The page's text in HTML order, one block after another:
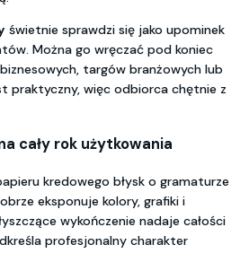
świetnie sprawdzi się jako upominek
Można go wręczać pod koniec
targów branżowych lub
praktyczny, więc odbiorca chętnie z
cały rok użytkowania
kredowego błysk o gramaturze
eksponuje kolory, grafiki i
wykończenie nadaje całości
profesjonalny charakter